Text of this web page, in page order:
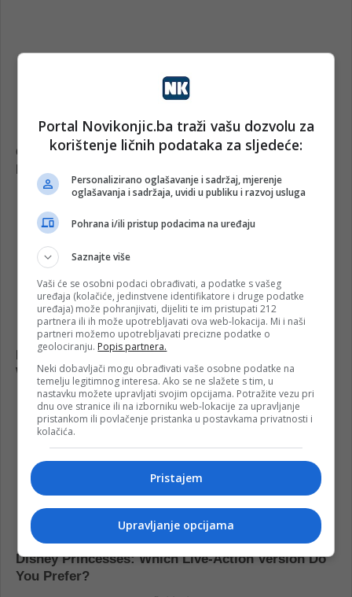
Portal Novikonjic.ba traži vašu dozvolu za
korištenje ličnih podataka za sljedeće:
Personalizirano oglašavanje i sadržaj, mjerenje
oglašavanja i sadržaja, uvidi u publiku i razvoj usluga
Pohrana i/ili pristup podacima na uređaju
Saznajte više
Vaši će se osobni podaci obrađivati, a podatke s vašeg
uređaja (kolačiće, jedinstvene identifikatore i druge podatke
uređaja) može pohranjivati, dijeliti te im pristupati 212
partnera ili ih može upotrebljavati ova web-lokacija. Mi i naši
partneri možemo upotrebljavati precizne podatke o
geolociranju. Popis partnera.
Neki dobavljači mogu obrađivati vaše osobne podatke na
temelju legitimnog interesa. Ako se ne slažete s tim, u
nastavku možete upravljati svojim opcijama. Potražite vezu pri
dnu ove stranice ili na izborniku web-lokacije za upravljanje
pristankom ili povlačenje pristanka u postavkama privatnosti i
kolačića.
Pristajem
Upravljanje opcijama